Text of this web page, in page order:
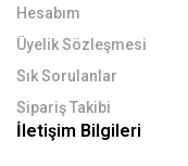
Hesabım
Üyelik Sözleşmesi
Sık Sorulanlar
Sipariş Takibi
İletişim Bilgileri